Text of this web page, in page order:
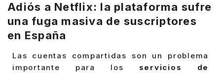
Adiós a Netflix: la plataforma sufre
una fuga masiva de suscriptores
en España
Las cuentas compartidas son un problema
importante para los servicios de